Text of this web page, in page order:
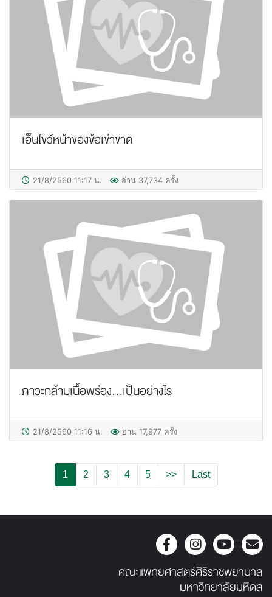
เอ็นไขว้หน้าของข้อเข่าขาด
21/8/2560 11:17 น. อ่าน 37,734 ครั้ง
ภาวะกล้ามเนื้อพร่อง...เป็นอย่างไร
21/8/2560 11:16 น. อ่าน 17,977 ครั้ง
1 2 3 4 5 >> Last
คณะแพทยศาสตร์ศิริราชพยาบาล
มหาวิทยาลัยมหิดล